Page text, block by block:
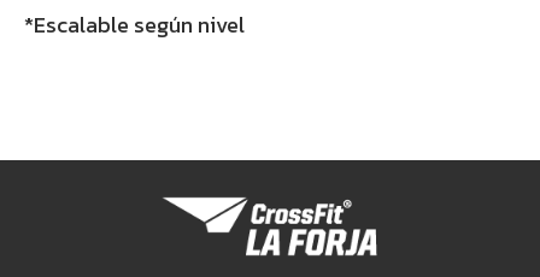
*Escalable según nivel